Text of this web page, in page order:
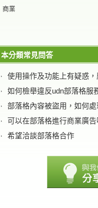
商業
本分類常見問答
部落格內容被盜用，如何處
可以在部落格進行商業廣告
希望洽談部落格合作